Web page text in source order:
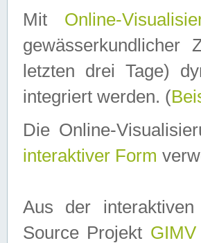
Mit Online-
gewässerkundlicher
letzten drei Tage)
integriert werden. (
Die Online-
interaktiver Form
Aus der
Source Projekt GIMV